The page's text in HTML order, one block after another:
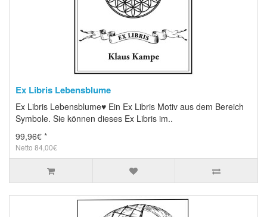
Ex Libris Lebensblume
Ex Libris Lebensblume♥ Ein Ex Libris Motiv aus dem Bereich
Symbole. Sie können dieses Ex Libris im..
99,96€ *
Netto 84,00€